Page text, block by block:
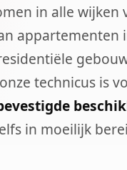
in alle wijken
appartementen
technicus is
in moeilijk